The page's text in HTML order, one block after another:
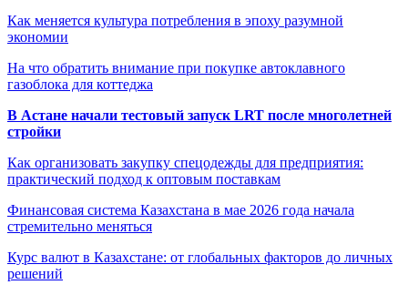
Как меняется культура потребления в эпоху разумной
экономии
На что обратить внимание при покупке автоклавного
газоблока для коттеджа
В Астане начали тестовый запуск LRT после многолетней
стройки
Как организовать закупку спецодежды для предприятия:
практический подход к оптовым поставкам
Финансовая система Казахстана в мае 2026 года начала
стремительно меняться
Курс валют в Казахстане: от глобальных факторов до личных
решений